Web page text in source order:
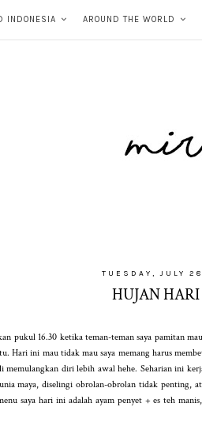
INDONESIA AROUND THE WORLD
TUESDAY, JULY
HUJAN
pukul 16.30 ketika teman-teman saya pamitan
Hari ini mau tidak mau saya memang harus
memulangkan diri lebih awal hehe. Seharian ini
maya, diselingi obrolan-obrolan tidak penting,
saya hari ini adalah ayam penyet + es teh